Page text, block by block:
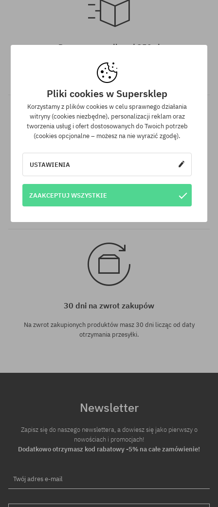
Darmowa wysyłka od 350 zł
Do wszystkich zamówień powyżej 350 zł oferujemy wysyłkę
GRATIS, niezależnie od wybranej formy płatności i przewoźnika.
ten sam produkt w innym sklepie, w niższej cenie - specjalnie
30 dni na zwrot zakupów
Na zwrot zakupionych produktów masz 30 dni licząc od daty
otrzymania przesyłki.
Newsletter
Zapisz się do naszego newslettera, a dowiesz się jako pierwszy o
nowościach i promocjach!
Dodatkowo otrzymasz kod rabatowy -5% na całe zamówienie!
Twój adres e-mail
Pliki cookies w Supersklep
Korzystamy z plików cookies w celu sprawnego działania
witryny (cookies niezbędne), personalizacji reklam oraz
tworzenia usług i ofert dostosowanych do Twoich potrzeb
(cookies opcjonalne – możesz na nie wyrazić zgodę).
USTAWIENIA
ZAAKCEPTUJ WSZYSTKIE